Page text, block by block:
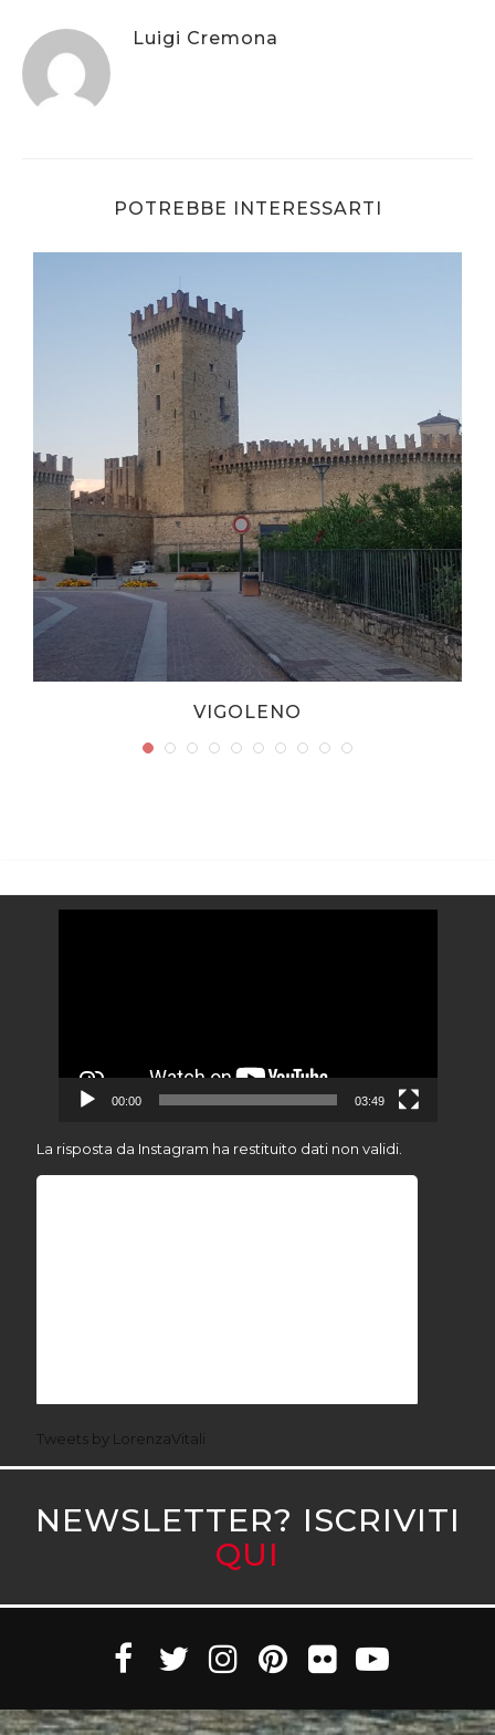
Luigi Cremona
POTREBBE INTERESSARTI
VIGOLENO
00:00 03:49
La risposta da Instagram ha restituito dati non validi.
Tweets by LorenzaVitali
NEWSLETTER? ISCRIVITI
QUI